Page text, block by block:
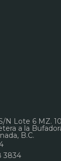
N Lote 6 MZ.
a la
B.C.
3834